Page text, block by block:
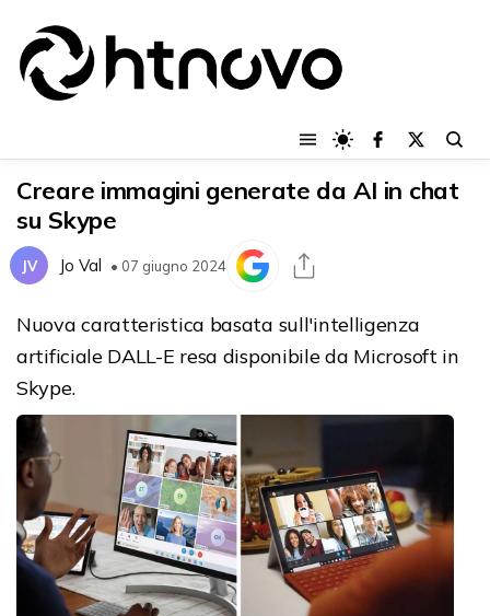
Creare immagini generate da AI in chat
su Skype
JV Jo Val • 07 giugno 2024
Nuova caratteristica basata sull'intelligenza
artificiale DALL-E resa disponibile da Microsoft in
Skype.